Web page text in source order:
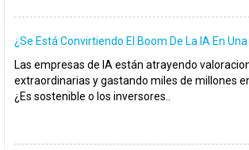
¿Se Está Convirtiendo El Boom De La IA En
Las empresas de IA están atrayendo
extraordinarias y gastando miles de millones
¿Es sostenible o los inversores..